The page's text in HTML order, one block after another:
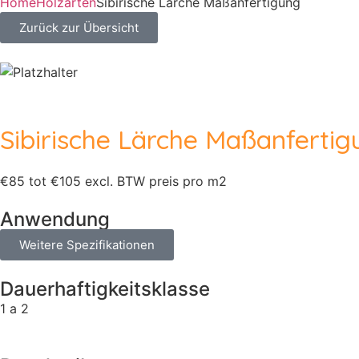
Zurück zur Übersicht
Sibirische Lärche
€85 tot €105 excl. BTW preis pro m2
Anwendung
Weitere Spezifikationen
Dauerhaftigkeitsklasse
1 a 2